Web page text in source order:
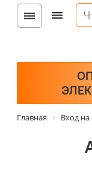
Главная Вход на